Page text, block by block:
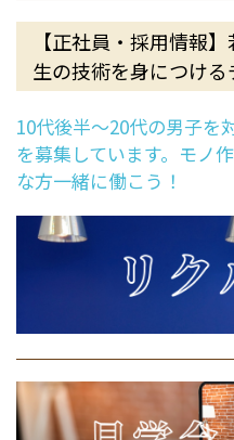
【正社員・採用情報
生の技術を身につける
10代後半～20代の男子を
を募集しています。モノ
な方一緒に働こう！